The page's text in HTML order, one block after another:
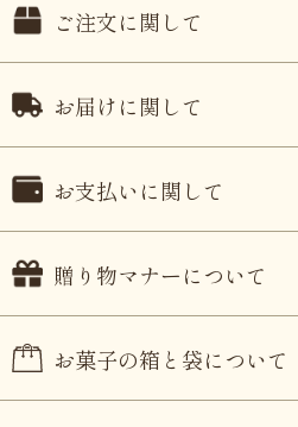
ご注文に関して
お届けに関して
お支払いに関して
贈り物マナーについて
お菓子の箱と袋について